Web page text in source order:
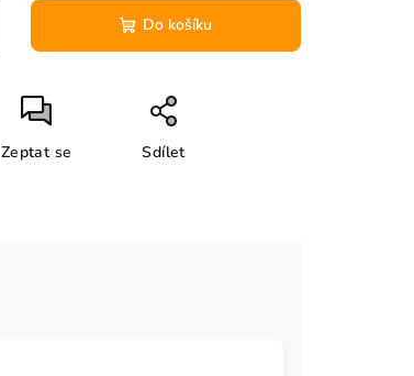
Do košíku
Zeptat se Sdílet